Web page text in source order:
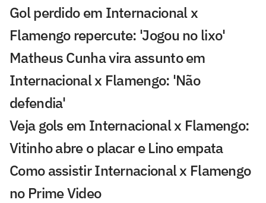
Gol perdido em Internacional x
Flamengo repercute: 'Jogou no lixo'
Matheus Cunha vira assunto em
Internacional x Flamengo: 'Não
defendia'
Veja gols em Internacional x Flamengo:
Vitinho abre o placar e Lino empata
Como assistir Internacional x Flamengo
no Prime Video